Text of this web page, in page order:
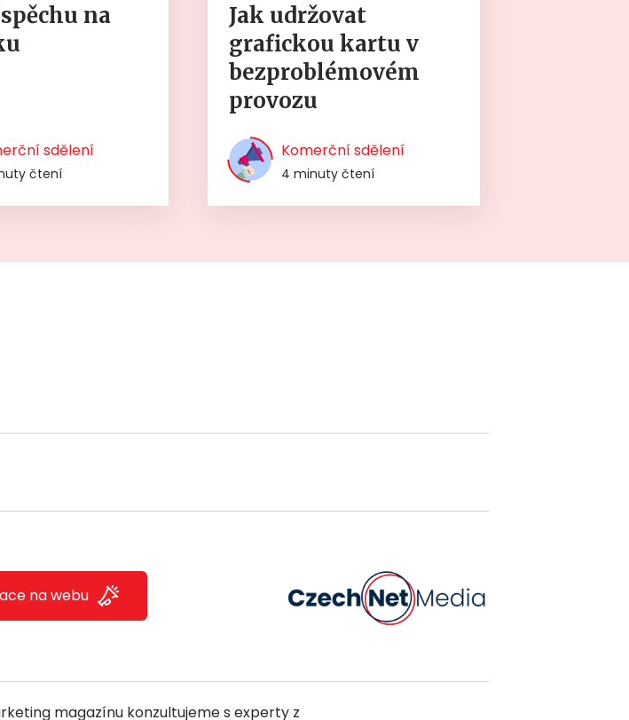
na
sdělení
čtení
Jak udržovat
grafickou kartu v
bezproblémovém
provozu
Komerční sdělení
4 minuty čtení
na webu
magazínu konzultujeme s experty z